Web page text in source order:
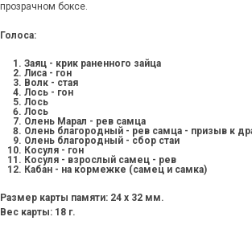
прозрачном боксе.
Голоса:
Заяц - крик раненного зайца
Лиса - гон
Волк - стая
Лось - гон
Лось
Лось
Олень Марал - рев самца
Олень благородный - рев самца - призыв к
Олень благородный - сбор стаи
Косуля - гон
Косуля - взрослый самец - рев
Кабан - на кормежке (самец и самка)
Размер карты памяти: 24 x 32 мм.
Вес карты: 18 г.